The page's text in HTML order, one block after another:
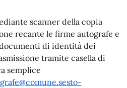
scanner della copia
recante le firme autografe e
di identità dei
tramite casella di
semplice